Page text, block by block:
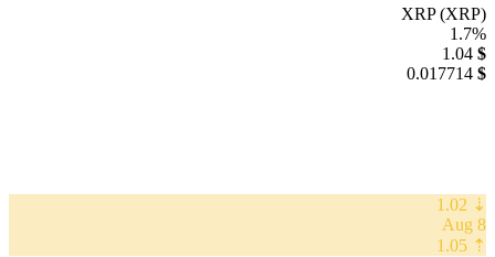
XRP (XRP)
1.7%
$
1.04
$
0.017714
⇣ 1.02
8 Aug
⇡ 1.05